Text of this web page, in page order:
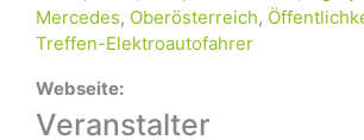
Mercedes, Oberösterreich,
Treffen-Elektroautofahrer
Webseite:
Veranstalter